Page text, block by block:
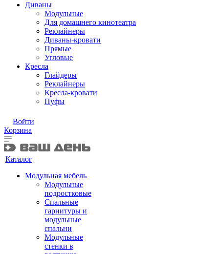
Диваны
Модульные
Для домашнего кинотеатра
Реклайнеры
Диваны-кровати
Прямые
Угловые
Кресла
Глайдеры
Реклайнеры
Кресла-кровати
Пуфы
Войти
Корзина
Каталог
Модульная мебель
Модульные
подростковые
Спальные
гарнитуры и
модульные
спальни
Модульные
стенки в